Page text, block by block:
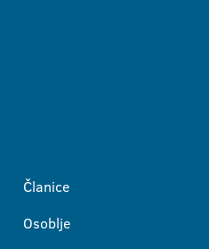
Članice
Osoblje